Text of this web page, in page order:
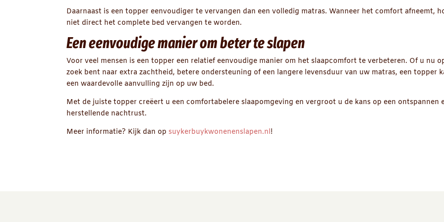
Daarnaast is een topper eenvoudiger te vervangen dan een volledig matras. Wanneer het comfort afneemt,
niet direct het complete bed vervangen te worden.
Een eenvoudige manier om beter te slapen
Voor veel mensen is een topper een relatief eenvoudige manier om het slaapcomfort te verbeteren. Of u nu
zoek bent naar extra zachtheid, betere ondersteuning of een langere levensduur van uw matras, een topper
een waardevolle aanvulling zijn op uw bed.
Met de juiste topper creëert u een comfortabelere slaapomgeving en vergroot u de kans op een ontspannen
herstellende nachtrust.
Meer informatie? Kijk dan opsuykerbuykwonenenslapen.nl!